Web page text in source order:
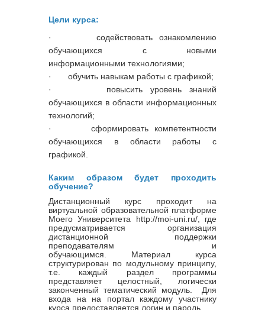
Цели курса:
·
содействовать ознакомлению
обучающихся с новыми
информационными технологиями;
·
обучить навыкам работы с графикой;
·
повысить уровень знаний
обучающихся в области информационных
технологий;
·
сформировать компетентности
обучающихся в области работы с
графикой.
Каким образом будет проходить
обучение?
Дистанционный курс проходит на
виртуальной образовательной платформе
Моего Университета http://moi-uni.ru/, где
предусматривается организация
дистанционной поддержки
преподавателям и
обучающимся. Материал курса
структурирован по модульному принципу,
т.е. каждый раздел программы
представляет целостный, логически
законченный тематический модуль. Для
входа на на портал каждому участнику
курса предоставляется логин и пароль.